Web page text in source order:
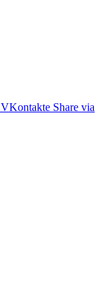
VKontakte Share via